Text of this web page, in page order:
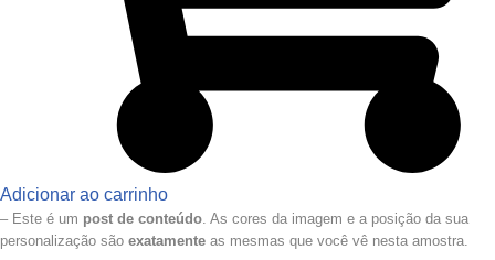
Adicionar ao carrinho
– Este é um post de conteúdo. As cores da imagem e a posição da sua
personalização são exatamente as mesmas que você vê nesta amostra.